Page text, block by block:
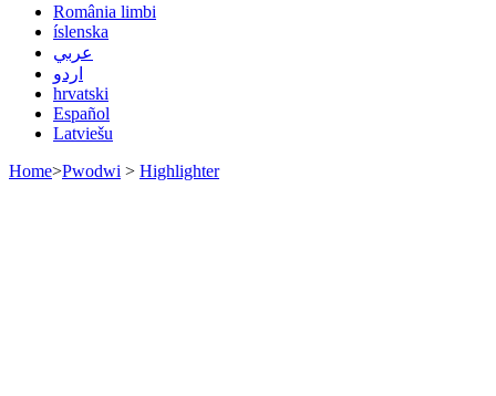
România limbi
íslenska
عربي
اردو
hrvatski
Español
Latviešu
Home>Pwodwi > Highlighter